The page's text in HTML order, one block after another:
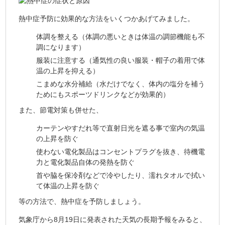
熱中症予防に効果的な方法をいくつかあげてみました。
体調を整える（体調の悪いときは体温の調節機能も不
調になります）
服装に注意する（通気性の良い服装・帽子の着用で体
温の上昇を抑える）
こまめな水分補給（水だけでなく、体内の塩分を補う
ためにもスポーツドリンクなどが効果的）
また、節電対策も併せた、
カーテンやすだれ等で直射日光を遮る事で室内の気温
の上昇を防ぐ
使わない電化製品はコンセントプラグを抜き、待機電
力と電化製品自体の発熱を防ぐ
首や脇を保冷剤などで冷やしたり、濡れタオルで拭い
て体温の上昇を防ぐ
等の方法で、熱中症を予防しましょう。
気象庁から8月19日に発表された天気の長期予報をみると、